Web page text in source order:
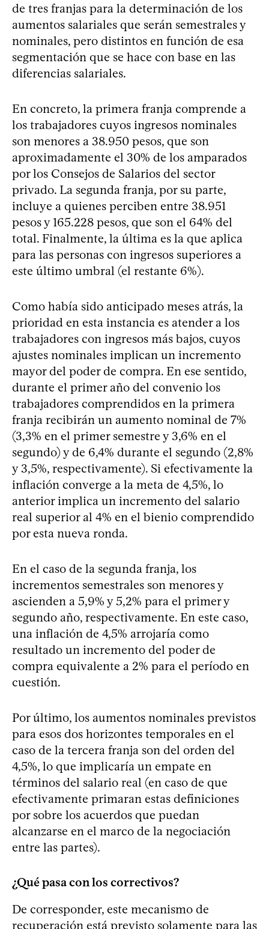
de tres franjas para la determinación de los
aumentos salariales que serán semestrales y
nominales, pero distintos en función de esa
segmentación que se hace con base en las
diferencias salariales.
En concreto, la primera franja comprende a
los trabajadores cuyos ingresos nominales
son menores a 38.950 pesos, que son
aproximadamente el 30% de los amparados
por los Consejos de Salarios del sector
privado. La segunda franja, por su parte,
incluye a quienes perciben entre 38.951
pesos y 165.228 pesos, que son el 64% del
total. Finalmente, la última es la que aplica
para las personas con ingresos superiores a
este último umbral (el restante 6%).
Como había sido anticipado meses atrás, la
prioridad en esta instancia es atender a los
trabajadores con ingresos más bajos, cuyos
ajustes nominales implican un incremento
mayor del poder de compra. En ese sentido,
durante el primer año del convenio los
trabajadores comprendidos en la primera
franja recibirán un aumento nominal de 7%
(3,3% en el primer semestre y 3,6% en el
segundo) y de 6,4% durante el segundo (2,8%
y 3,5%, respectivamente). Si efectivamente la
inflación converge a la meta de 4,5%, lo
anterior implica un incremento del salario
real superior al 4% en el bienio comprendido
por esta nueva ronda.
En el caso de la segunda franja, los
incrementos semestrales son menores y
ascienden a 5,9% y 5,2% para el primer y
segundo año, respectivamente. En este caso,
una inflación de 4,5% arrojaría como
resultado un incremento del poder de
compra equivalente a 2% para el período en
cuestión.
Por último, los aumentos nominales previstos
para esos dos horizontes temporales en el
caso de la tercera franja son del orden del
4,5%, lo que implicaría un empate en
términos del salario real (en caso de que
efectivamente primaran estas definiciones
por sobre los acuerdos que puedan
alcanzarse en el marco de la negociación
entre las partes).
¿Qué pasa con los correctivos?
De corresponder, este mecanismo de
recuperación está previsto solamente para las